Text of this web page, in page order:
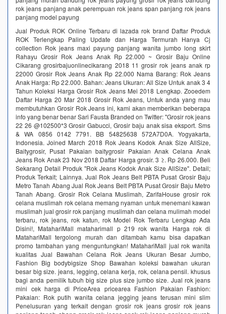
rok jeans panjang anak perempuan rok jeans span panjang rok jeans
panjang model payung
Jual Produk ROK Online Terbaru di lazada rok brand Daftar Produk
ROK Terlengkap Paling Update dan Harga Termurah Hanya Cj
collection Rok jeans maxi payung panjang wanita jumbo long skirt
Rahayu Grosir Rok Jeans Anak Rp 22.000 ~ Grosir Baju Online
Cikarang grosirbajuonlinecikarang 2018 11 grosir rok jeans anak rp
22000 Grosir Rok Jeans Anak Rp 22.000 Nama Barang: Rok Jeans
Anak Harga: Rp 22.000. Bahan: Jeans Ukuran: All Size Untuk anak 3 4
Tahun Koleksi Harga Grosir Rok Jeans Mei 2018 Lengkap. Zooedem
Daftar Harga 20 Mar 2018 Grosir Rok Jeans, Untuk anda yang mau
membutuhkan Grosir Rok Jeans ini, kami akan memberikan beberapa
info yang benar benar Sari Fausta Branded on Twitter: "Grosir rok jeans
22 26 @102500*3 Grosir Gabucci, Grosir baju anak sisa eksport. Sms
& WA 0856 0142 7791. BB 54825638 572A7D0A. Yogyakarta,
Indonesia. Joined March 2018 Rok Jeans Kodok Anak Size AllSize,
Baitygrosir, Pusat Pakaian baitygrosir Pakaian Anak Celana Anak
Jeans Rok Anak 23 Nov 2018 Daftar Harga grosir. 3 ≥. Rp 26.000. Beli
Sekarang Detail Produk "Rok Jeans Kodok Anak Size AllSize". Detail;
Produk Terkait; Lainnya. Jual Rok Jeans Belt PBTA Pusat Grosir Baju
Metro Tanah Abang Jual Rok Jeans Belt PBTA Pusat Grosir Baju Metro
Tanah Abang. Grosir Rok Celana Muslimah, ZarifaHouse grosir rok
celana muslimah rok celana memang nyaman untuk menemani kawan
muslimah jual grosir rok panjang muslimah dan celana mulimah model
terbaru, rok jeans, rok katun, rok Model Rok Terbaru Lengkap Ada
Disini!, MatahariMall mataharimall p 219 rok wanita Harga rok di
MatahariMall tergolong murah dan ditambah kamu bisa dapatkan
promo tambahan yang menguntungkan! MatahariMall jual rok wanita
kualitas Jual Bawahan Celana Rok Jeans Ukuran Besar Jumbo,
Fashion Big bodybigsize Shop Bawahan koleksi bawahan ukuran
besar big size. jeans, legging, celana kerja, rok, celana pensil. khusus
bagi anda pemilik tubuh big size plus size jumbo size. Jual rok jeans
mini cek harga di PriceArea pricearea Fashion Pakaian Fashion:
Pakaian: Rok putih wanita celana jegging jeans terusan mini slim
Penelusuran yang terkait dengan grosir rok jeans grosir rok jeans